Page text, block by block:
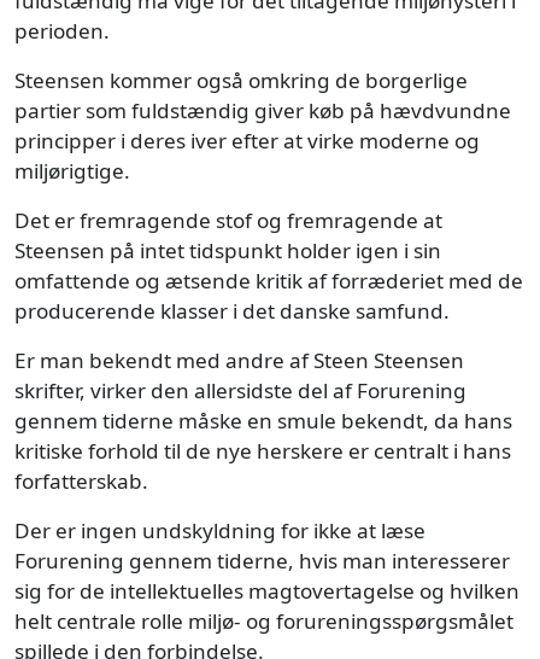
perioden.
Steensen kommer også omkring de borgerlige
partier som fuldstændig giver køb på hævdvundne
principper i deres iver efter at virke moderne og
miljørigtige.
Det er fremragende stof og fremragende at
Steensen på intet tidspunkt holder igen i sin
omfattende og ætsende kritik af forræderiet med de
producerende klasser i det danske samfund.
Er man bekendt med andre af Steen Steensen
skrifter, virker den allersidste del af Forurening
gennem tiderne måske en smule bekendt, da hans
kritiske forhold til de nye herskere er centralt i hans
forfatterskab.
Der er ingen undskyldning for ikke at læse
Forurening gennem tiderne, hvis man interesserer
sig for de intellektuelles magtovertagelse og hvilken
helt centrale rolle miljø- og forureningsspørgsmålet
spillede i den forbindelse.